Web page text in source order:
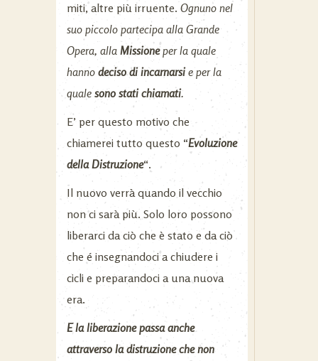
miti, altre più irruente. Ognuno nel
suo piccolo partecipa alla Grande
Opera, alla Missioneper la quale
hanno deciso di incarnarsie per la
quale sono stati chiamati.
E’ per questo motivo che
chiamerei tutto questo “Evoluzione
della Distruzione“.
Il nuovo verrà quando il vecchio
non ci sarà più. Solo loro possono
liberarci da ciò che è stato e da ciò
che é insegnandoci a chiudere i
cicli e preparandoci a una nuova
era.
E la liberazione passa anche
attraverso la distruzione che non